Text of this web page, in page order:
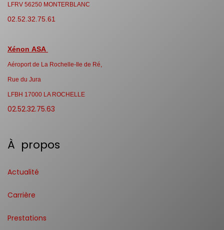
LFRV 56250 MONTERBLANC
02.52.32.75.61
Xénon ASA
Aéroport de La Rochelle-Ile de Ré,
Rue du Jura
LFBH 17000 LA ROCHELLE
02.52.32.75.63
À propos
Actualité
Carrière
Prestations